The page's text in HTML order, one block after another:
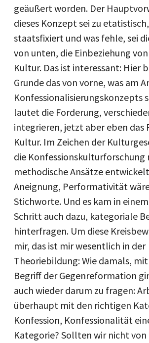
geäußert worden. Der
dieses Konzept sei zu
staatsfixiert und was fehle, sei
von unten, die Einbeziehung
Kultur. Das ist interessant: Hier
Grunde das von vorne, was am
Konfessionalisierungskonzepts
lautet die Forderung,
integrieren, jetzt aber eben das
Kultur. Im Zeichen der
die Konfessionskulturforschung
methodische Ansätze
Aneignung, Performativität
Stichworte. Und es kam in
Schritt auch dazu, kategoriale
hinterfragen. Um diese
mir, das ist mir wesentlich in der
Theoriebildung: Wie damals,
Begriff der Gegenreformation
auch wieder darum zu fragen:
überhaupt mit den richtigen
Konfession, Konfessionalität
Kategorie? Sollten wir nicht